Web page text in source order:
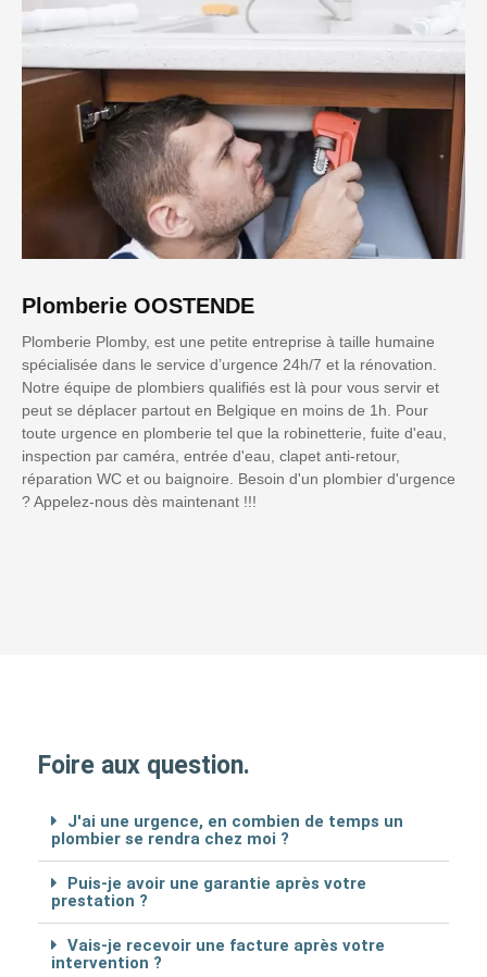
Plomberie OOSTENDE
Plomberie Plomby, est une petite entreprise à taille humaine
spécialisée dans le service d’urgence 24h/7 et la rénovation.
Notre équipe de plombiers qualifiés est là pour vous servir et
peut se déplacer partout en Belgique en moins de 1h. Pour
toute urgence en plomberie tel que la robinetterie, fuite d'eau,
inspection par caméra, entrée d'eau, clapet anti-retour,
réparation WC et ou baignoire. Besoin d'un plombier d'urgence
? Appelez-nous dès maintenant !!!
Foire aux question.
J'ai une urgence, en combien de temps un
plombier se rendra chez moi ?
Puis-je avoir une garantie après votre
prestation ?
Vais-je recevoir une facture après votre
intervention ?